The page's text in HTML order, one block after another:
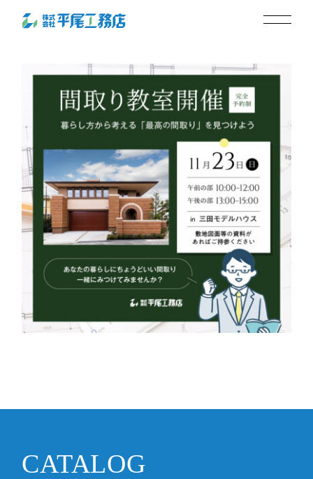
hirao_251023_3
CATALOG